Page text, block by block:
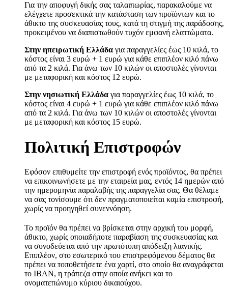
Για την αποφυγή δικής σας ταλαιπωρίας, παρακαλούμε να
ελέγχετε προσεκτικά την κατάσταση των προϊόντων και το
άθικτο της συσκευασίας τους, κατά τη στιγμή της παράδοσης,
προκειμένου να διαπιστωθούν τυχόν εμφανή ελαττώματα.
Στην ηπειρωτική Ελλάδα για παραγγελίες έως 10 κιλά, το
κόστος είναι 3 ευρώ + 1 ευρώ για κάθε επιπλέον κιλό πάνω
από τα 2 κιλά. Για άνω των 10 κιλών οι αποστολές γίνονται
με μεταφορική και κόστος 12 ευρώ.
Στην νησιωτική Ελλάδα για παραγγελίες έως 10 κιλά, το
κόστος είναι 4 ευρώ + 1 ευρώ για κάθε επιπλέον κιλό πάνω
από τα 2 κιλά. Για άνω των 10 κιλών οι αποστολές γίνονται
με μεταφορική και κόστος 15 ευρώ.
Πολιτική Επιστροφών
Εφόσον επιθυμείτε την επιστροφή ενός προϊόντος, θα πρέπει
να επικοινωνήσετε με την εταιρεία μας, εντός 14 ημερών από
την ημερομηνία παραλαβής της παραγγελία σας. Θα θέλαμε
να σας τονίσουμε ότι δεν πραγματοποιείται καμία επιστροφή,
χωρίς να προηγηθεί συνεννόηση.
Το προϊόν θα πρέπει να βρίσκεται στην αρχική του μορφή,
άθικτο, χωρίς οποιαδήποτε παραβίαση της συσκευασίας και
να συνοδεύεται από την πρωτότυπη απόδειξη λιανικής.
Επιπλέον, στο εσωτερικό του επιστρεφόμενου δέματος θα
πρέπει να τοποθετήσετε ένα χαρτί, στο οποίο θα αναγράφεται
το IBAN, η τράπεζα στην οποία ανήκει και το
ονοματεπώνυμο κύριου δικαιούχου.